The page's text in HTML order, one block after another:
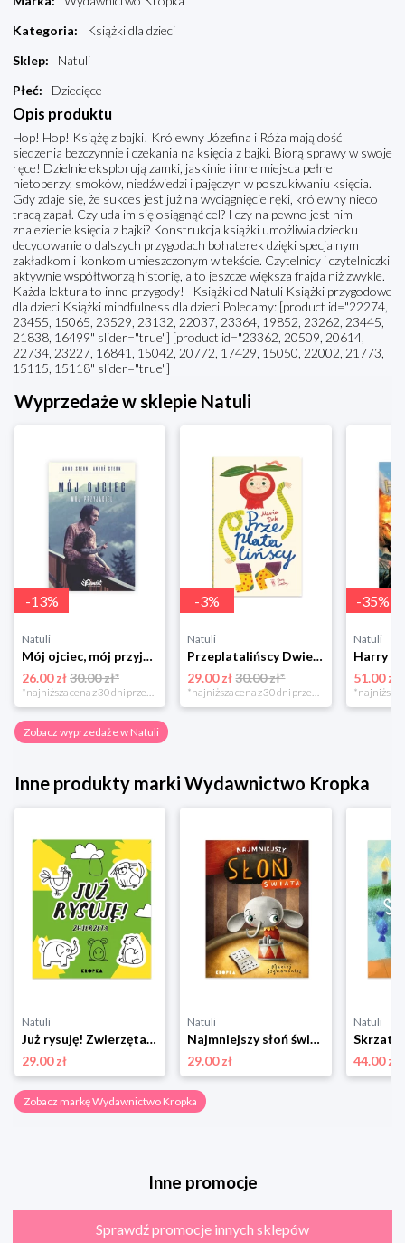
Kategoria:
Książki dla dzieci
Sklep:
Natuli
Płeć: Dziecięce
Opis produktu
Hop! Hop! Książę z bajki! Królewny Józefina i Róża mają dość
siedzenia bezczynnie i czekania na księcia z bajki. Biorą sprawy w swoje
ręce! Dzielnie eksplorują zamki, jaskinie i inne miejsca pełne
nietoperzy, smoków, niedźwiedzi i pajęczyn w poszukiwaniu księcia.
Gdy zdaje się, że sukces jest już na wyciągnięcie ręki, królewny nieco
tracą zapał. Czy uda im się osiągnąć cel? I czy na pewno jest nim
znalezienie księcia z bajki? Konstrukcja książki umożliwia dziecku
decydowanie o dalszych przygodach bohaterek dzięki specjalnym
zakładkom i ikonkom umieszczonym w tekście. Czytelnicy i czytelniczki
aktywnie współtworzą historię, a to jeszcze większa frajda niż zwykle.
Każda lektura to inne przygody! Książki od Natuli Książki przygodowe
dla dzieci Książki mindfulness dla dzieci Polecamy: [product id="22274,
23455, 15065, 23529, 23132, 22037, 23364, 19852, 23262, 23445,
21838, 16499" slider="true"] [product id="23362, 20509, 20614,
22734, 23227, 16841, 15042, 20772, 17429, 15050, 22002, 21773,
15115, 15118" slider="true"]
Wyprzedaże w sklepie Natuli
-13%
Natuli
Mój ojciec, mój przyjaciel Element
26.00 zł30.00 zł*
*najniższa cena z 30 dni przed obniżką
-3%
Natuli
Przeplatalińscy Dwie siostry
29.00 zł 30.00 zł*
*najniższa cena z 30 dni przed obniżką
-35%
Natuli
51.00 zł
Zobacz wyprzedaże w Natuli
Inne produkty marki Wydawnictwo Kropka
Natuli
Już rysuję! Zwierzęta Wydawnictwo kropka
29.00 zł
Natuli
Najmniejszy słoń świata Wydawnictwo kropka
29.00 zł
Natuli
44.00 zł
Zobacz markę Wydawnictwo Kropka
Inne promocje
Sprawdź promocje innych sklepów